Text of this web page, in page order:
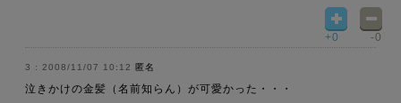
+0 -0
2008/11/07 10:12 匿名
泣きかけの金髪（名前知らん）が可愛かった・・・